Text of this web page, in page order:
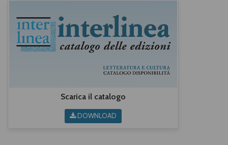
Scarica il catalogo
DOWNLOAD